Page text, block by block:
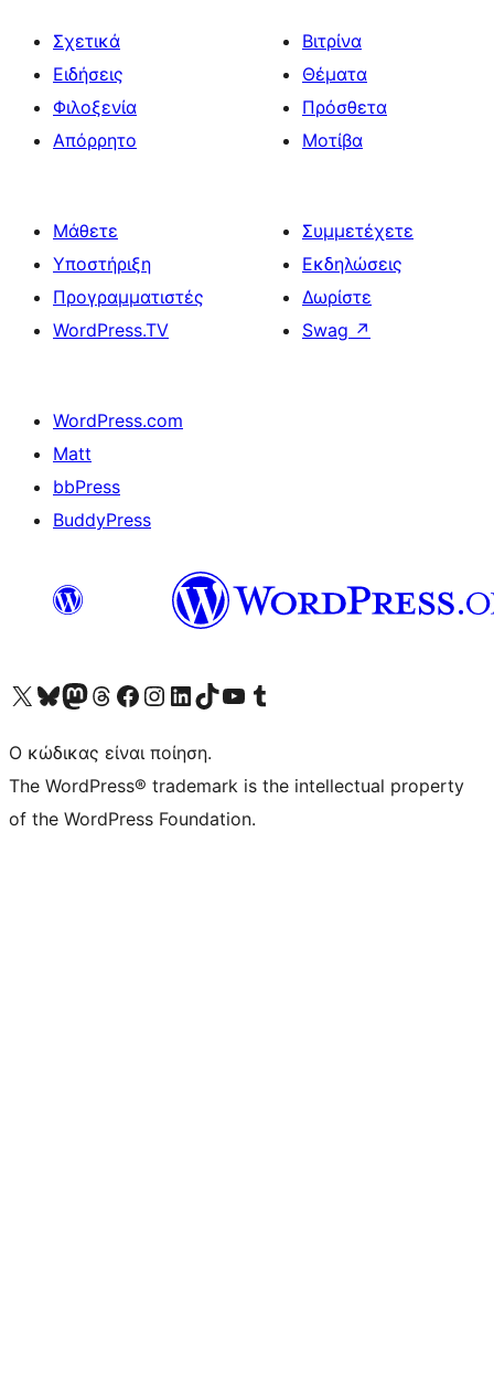
Σχετικά
Ειδήσεις
Φιλοξενία
Απόρρητο
Βιτρίνα
Θέματα
Πρόσθετα
Μοτίβα
Μάθετε
Υποστήριξη
Προγραμματιστές
WordPress.TV
Συμμετέχετε
Εκδηλώσεις
Δωρίστε
Swag ↗
WordPress.com
Matt
bbPress
BuddyPress
Visit our X (formerly Twitter) account
Visit our Bluesky account
Επισκεφθείτε τον λογαριασμό μας στο Mastodon
Visit our Threads account
Επισκεφτείτε τη σελίδα μας στο Facebook
Επισκεφθείτε τον λογαριασμό μας Instagram
Επισκεφθείτε τον λογαριασμό μας LinkedIn
Visit our TikTok account
Visit our YouTube channel
Visit our Tumblr account
Ο κώδικας είναι ποίηση.
The WordPress® trademark is the intellectual property
of the WordPress Foundation.